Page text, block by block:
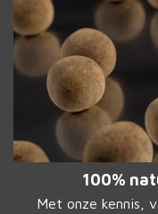
100%
Met onze kennis,